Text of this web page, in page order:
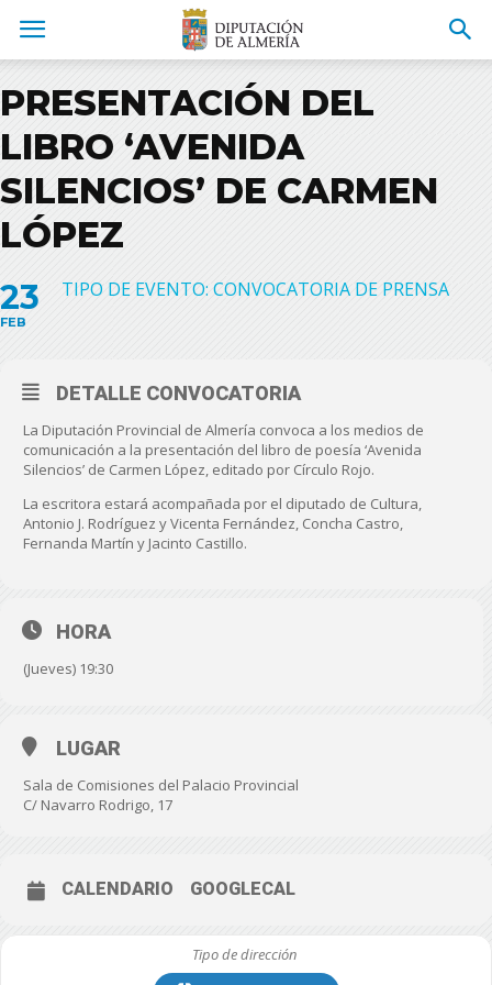
PRESENTACIÓN DEL
LIBRO ‘AVENIDA
SILENCIOS’ DE CARMEN
LÓPEZ
23
FEB
TIPO DE EVENTO: CONVOCATORIA DE PRENSA
DETALLE CONVOCATORIA
La Diputación Provincial de Almería convoca a los medios de
comunicación a la presentación del libro de poesía ‘Avenida
Silencios’ de Carmen López, editado por Círculo Rojo.
La escritora estará acompañada por el diputado de Cultura,
Antonio J. Rodríguez y Vicenta Fernández, Concha Castro,
Fernanda Martín y Jacinto Castillo.
HORA
(Jueves) 19:30
LUGAR
Sala de Comisiones del Palacio Provincial
C/ Navarro Rodrigo, 17
CALENDARIO GOOGLECAL